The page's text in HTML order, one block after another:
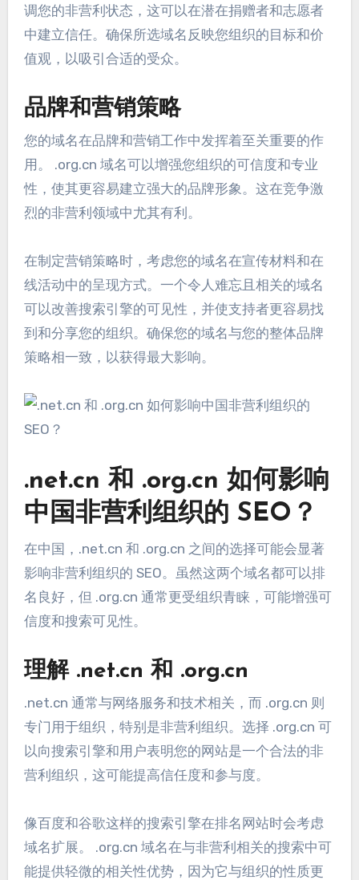
调您的非营利状态，这可以在潜在捐赠者和志愿者
中建立信任。确保所选域名反映您组织的目标和价
值观，以吸引合适的受众。
品牌和营销策略
您的域名在品牌和营销工作中发挥着至关重要的作
用。 .org.cn 域名可以增强您组织的可信度和专业
性，使其更容易建立强大的品牌形象。这在竞争激
烈的非营利领域中尤其有利。
在制定营销策略时，考虑您的域名在宣传材料和在
线活动中的呈现方式。一个令人难忘且相关的域名
可以改善搜索引擎的可见性，并使支持者更容易找
到和分享您的组织。确保您的域名与您的整体品牌
策略相一致，以获得最大影响。
.net.cn 和 .org.cn 如何影响
中国非营利组织的 SEO？
在中国，.net.cn 和 .org.cn 之间的选择可能会显著
影响非营利组织的 SEO。虽然这两个域名都可以排
名良好，但 .org.cn 通常更受组织青睐，可能增强可
信度和搜索可见性。
理解 .net.cn 和 .org.cn
.net.cn 通常与网络服务和技术相关，而 .org.cn 则
专门用于组织，特别是非营利组织。选择 .org.cn 可
以向搜索引擎和用户表明您的网站是一个合法的非
营利组织，这可能提高信任度和参与度。
像百度和谷歌这样的搜索引擎在排名网站时会考虑
域名扩展。 .org.cn 域名在与非营利相关的搜索中可
能提供轻微的相关性优势，因为它与组织的性质更